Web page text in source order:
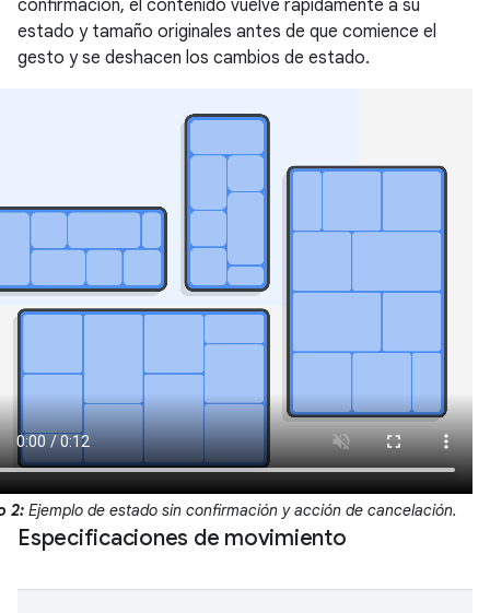
confirmación, el contenido vuelve rápidamente a su
estado y tamaño originales antes de que comience el
gesto y se deshacen los cambios de estado.
2: Ejemplo de estado sin confirmación y acción de cancelación.
Especificaciones de movimiento